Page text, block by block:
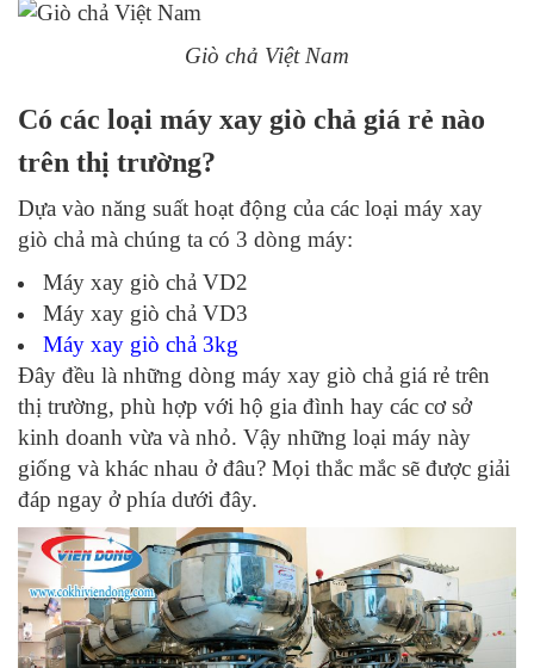
Giò chả Việt Nam
Có các loại máy xay giò chả giá rẻ nào
trên thị trường?
Dựa vào năng suất hoạt động của các loại máy xay
giò chả mà chúng ta có 3 dòng máy:
Máy xay giò chả VD2
Máy xay giò chả VD3
Máy xay giò chả 3kg
Đây đều là những dòng máy xay giò chả giá rẻ trên
thị trường, phù hợp với hộ gia đình hay các cơ sở
kinh doanh vừa và nhỏ. Vậy những loại máy này
giống và khác nhau ở đâu? Mọi thắc mắc sẽ được giải
đáp ngay ở phía dưới đây.